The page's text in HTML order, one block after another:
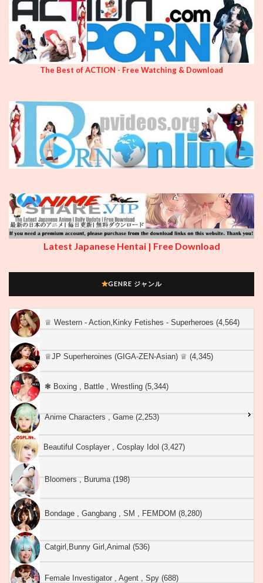
The Best of ACTION - Free Watching & Download
Latest Japanese Hentai | Free Download
GENRE ジャンル
♕︎ Western - Action,Kinky Fetishes - Superheroes (4,564)
♕︎JP Superheroines (GIGA-ZEN-Asian) ♕︎ (4,345)
❃ Boxing , Battle , Wrestling (5,344)
Anime Characters , Game (2,253)
Beautiful Cosplayer , Cosplay Idol (3,427)
Bloomers , Buruma (198)
Bondage , Gangbang , SM , FEMDOM (8,280)
Catgirl,Bunny Girl,Animal (536)
Female Investigator , Agent , Spy (688)